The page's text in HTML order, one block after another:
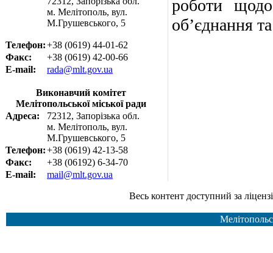
м. Мелітополь, вул.
М.Грушевського, 5
Телефон:+38 (0619) 44-01-62
Факс:
+38 (0619) 42-00-66
E-mail:
rada@mlt.gov.ua
Виконавчий комітет
Мелітопольської міської ради
Адреса:
72312, Запорізька обл.
м. Мелітополь, вул.
М.Грушевського, 5
Телефон:+38 (0619) 42-13-58
Факс:
+38 (06192) 6-34-70
E-mail:
mail@mlt.gov.ua
роботи щодо
об’єднання
Весь контент доступний за ліцензією Creative